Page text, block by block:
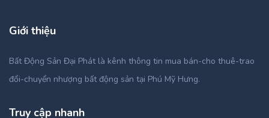
Giới thiệu
Bất Động Sản Đại Phát là kênh thông tin mua bán-cho thuê-trao
đổi-chuyển nhượng bất động sản tại Phú Mỹ Hưng.
Truy cập nhanh